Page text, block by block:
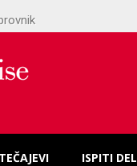
TEČAJEVI ISPITI